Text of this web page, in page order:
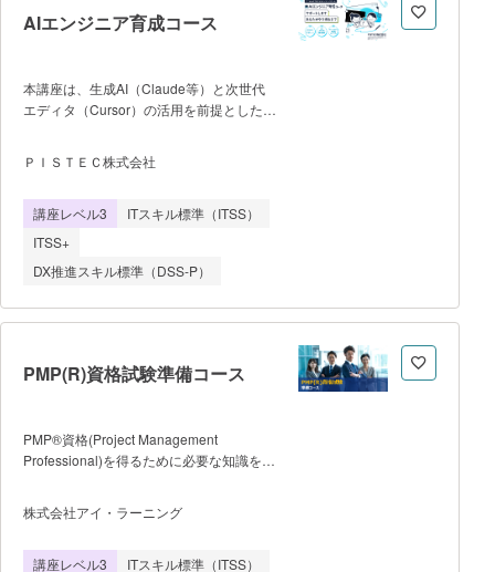
キルを網羅できます。 ・レクチャーご
との確認テストで理解度確認のほか、施策
す。 ・DX用語集や、本講座の内容を
理解した生成AIツールを搭載。疑問や詳し
す。 【講師】 スタディメータ
学卒業後、アクセンチュア株式会社に入社
し、様々な企業のIT活用を支援。 コンサル
ティング業務を行う中でIT人材育成の重要
性を感じ、2018年より、オンライン学習
プラットフォー
AIエンジニア育成コース
本講座は、生成AI（Claude等）と次世代
エディタ（Cursor）の活用を前提としたモ
ーションの企画・要件定義から実装、
AWSやPaaSでのインフラ構築、CI/CDを
できる次世代型のフルスタックエンジニア
を育成することを目的としています。
らず、AIをアシスタントとして駆使しなが
るプロフェッショナル人材を輩出しま
オンライン動画学習および実践課題の提出
（自走型） ・最低催行人数：1名から
を維持するため） ■学習の流れ
（カリキュラム） ・導入編：Cursorと
主導の環境構築、Git/GitHub運用ルールの
題材に、AIを用いた要件定義・プロトタイ
ＰＩＳＴＥＣ株式会社
講座レベル3
ITスキル標準（ITSS）
ITSS+
DX推進スキル標準（DSS-P）
PMP(R)資格試験準備コース
PMP®資格(Project Management
Professional)を得るために必要な知識を集
PMBOK® Guideに対応したPMI®認定コー
スです。 PMP®受験のための要件であ
す。 なお、プロジェクトマネジメント
株式会社アイ・ラーニング
講座レベル3
ITスキル標準（ITSS）